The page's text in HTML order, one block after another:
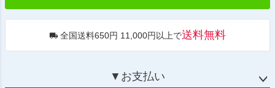
全国送料650円 11,000円以上で送料無料
▼お支払い